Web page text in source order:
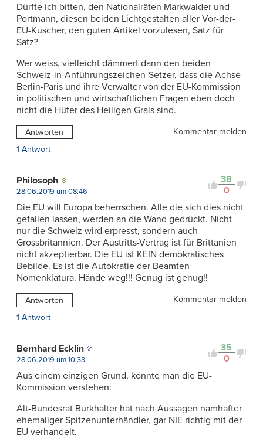
Dürfte ich bitten, den Nationalräten Markwalder und
Portmann, diesen beiden Lichtgestalten aller Vor-der-
EU-Kuscher, den guten Artikel vorzulesen, Satz für
Satz?
Wer weiss, vielleicht dämmert dann den beiden
Schweiz-in-Anführungszeichen-Setzer, dass die Achse
Berlin-Paris und ihre Verwalter von der EU-Kommission
in politischen und wirtschaftlichen Fragen eben doch
nicht die Hüter des Heiligen Grals sind.
Antworten
Kommentar melden
1 Antwort
38
0
Philosoph
28.06.2019 um 08:46
Die EU will Europa beherrschen. Alle die sich dies nicht
gefallen lassen, werden an die Wand gedrückt. Nicht
nur die Schweiz wird erpresst, sondern auch
Grossbritannien. Der Austritts-Vertrag ist für Brittanien
nicht akzeptierbar. Die EU ist KEIN demokratisches
Bebilde. Es ist die Autokratie der Beamten-
Nomenklatura. Hände weg!!! Genug ist genug!!
Antworten
Kommentar melden
1 Antwort
35
0
Bernhard Ecklin
28.06.2019 um 10:33
Aus einem einzigen Grund, könnte man die EU-
Kommission verstehen:
Alt-Bundesrat Burkhalter hat nach Aussagen namhafter
ehemaliger Spitzenunterhändler, gar NIE richtig mit der
EU verhandelt.